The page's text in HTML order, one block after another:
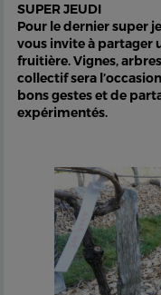
SUPER JEUDI
Pour le dernier super
vous invite à partager
fruitière. Vignes,
collectif sera
bons gestes et de
expérimentés.